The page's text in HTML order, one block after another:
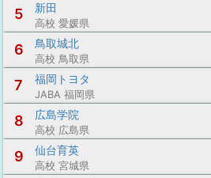
5 新田
高校 愛媛県
6 鳥取城北
高校 鳥取県
7 福岡トヨタ
JABA 福岡県
8 広島学院
高校 広島県
9 仙台育英
高校 宮城県